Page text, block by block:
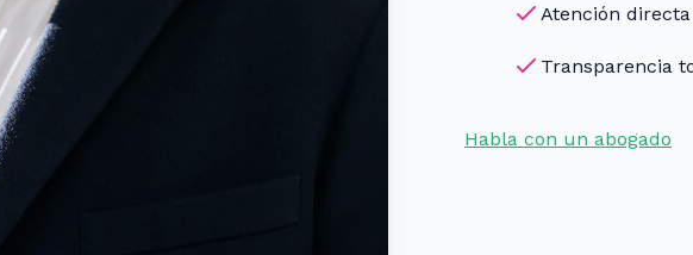
Atención
Transparencia
Habla con un abogado